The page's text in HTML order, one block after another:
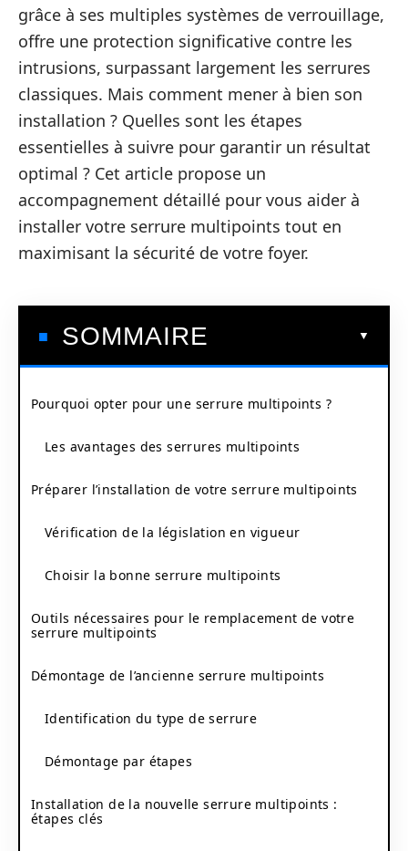
grâce à ses multiples systèmes de verrouillage,
offre une protection significative contre les
intrusions, surpassant largement les serrures
classiques. Mais comment mener à bien son
installation ? Quelles sont les étapes
essentielles à suivre pour garantir un résultat
optimal ? Cet article propose un
accompagnement détaillé pour vous aider à
installer votre serrure multipoints tout en
maximisant la sécurité de votre foyer.
SOMMAIRE
Pourquoi opter pour une serrure multipoints ?
Les avantages des serrures multipoints
Préparer l’installation de votre serrure multipoints
Vérification de la législation en vigueur
Choisir la bonne serrure multipoints
Outils nécessaires pour le remplacement de votre
serrure multipoints
Démontage de l’ancienne serrure multipoints
Identification du type de serrure
Démontage par étapes
Installation de la nouvelle serrure multipoints :
étapes clés